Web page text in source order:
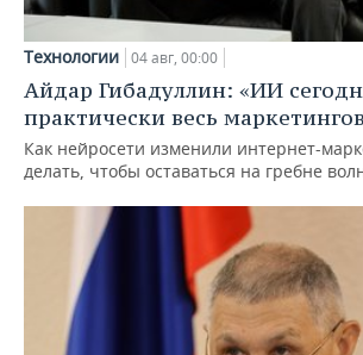
Технологии 04 авг, 00:00
Айдар Гибадуллин: «ИИ
практически весь
Как нейросети изменили интернет-
делать, чтобы оставаться на гребне